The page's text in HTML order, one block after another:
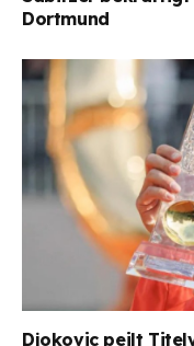
Dortmund
Djokovic peilt